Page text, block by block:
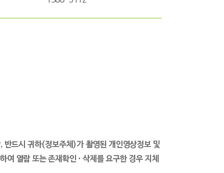
반드시 귀하(정보주체)가 촬영된 개인영상정보 및
열람 또는 존재확인 · 삭제를 요구한 경우 지체